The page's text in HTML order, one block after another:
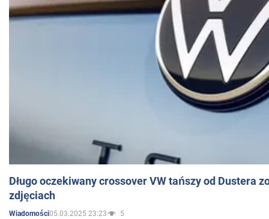
Długo oczekiwany crossover VW tańszy od Dustera
zdjęciach
Wiadomości05.03.2025 23:23 5